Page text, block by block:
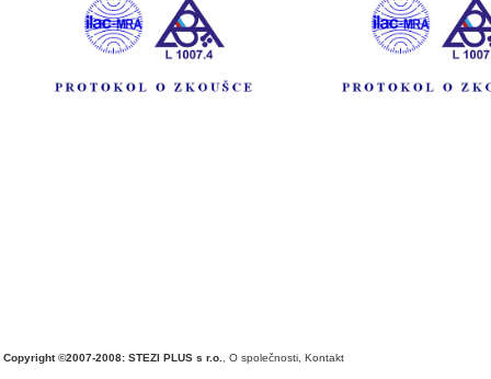
Copyright ©2007-2008: STEZI PLUS s r.o. O společnosti Kontakt